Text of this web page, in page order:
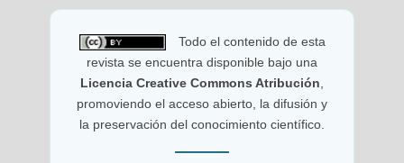
Todo el contenido de esta
revista se encuentra disponible bajo una
Licencia Creative Commons Atribución
promoviendo el acceso abierto, la difusión y
la preservación del conocimiento científico.